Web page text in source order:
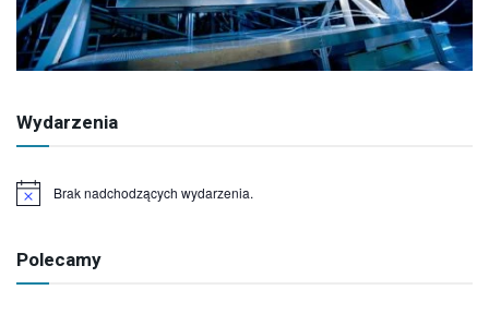
Wydarzenia
Powiadomienie
Brak nadchodzących wydarzenia.
Polecamy